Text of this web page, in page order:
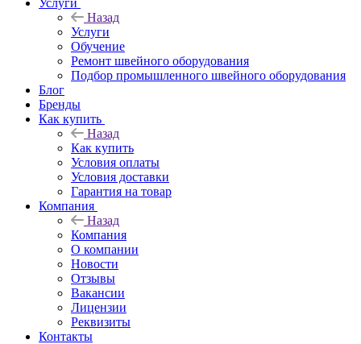
Услуги
Назад
Услуги
Обучение
Ремонт швейного оборудования
Подбор промышленного швейного оборудования
Блог
Бренды
Как купить
Назад
Как купить
Условия оплаты
Условия доставки
Гарантия на товар
Компания
Назад
Компания
О компании
Новости
Отзывы
Вакансии
Лицензии
Реквизиты
Контакты